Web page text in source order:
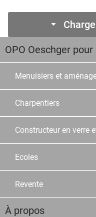
OPO Oeschger pour
Menuisiers et
Charpentiers
Constructeur en verre
Ecoles
Revente
À propos